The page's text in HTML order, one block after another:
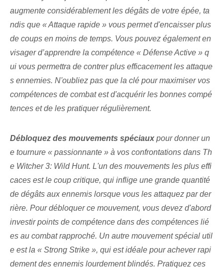
augmente considérablement les dégâts de votre épée, ta
ndis que « Attaque rapide » vous permet d'encaisser plus
de coups en moins de temps. Vous pouvez également en
visager d’apprendre la compétence « Défense Active » q
ui vous permettra de contrer plus efficacement les attaque
s ennemies. N'oubliez pas que la clé pour maximiser vos
compétences de combat est d'acquérir les bonnes compé
tences et de les pratiquer régulièrement.
Débloquez des mouvements spéciaux pour donner un
e tournure « passionnante » à vos confrontations dans Th
e Witcher 3: Wild‌ Hunt. L'un des mouvements les plus effi
caces est le coup critique, qui inflige une grande quantité
de dégâts aux ennemis lorsque vous les attaquez par der
rière. Pour débloquer ce mouvement, vous devez d'abord
investir ⁢points de compétence dans des compétences lié
es au combat rapproché. ⁣Un autre mouvement spécial util
e⁢ est⁤ la « Strong Strike », ⁣qui est idéale pour achever rapi
dement des ennemis lourdement blindés. Pratiquez ces